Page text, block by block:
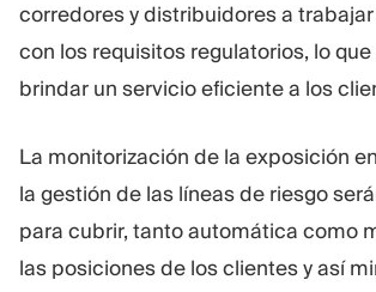
corredores y distribuidores a
con los requisitos regulatorios, lo
brindar un servicio eficiente a los
La monitorización de la exposición
la gestión de las líneas de riesgo
para cubrir, tanto automática como
las posiciones de los clientes y así